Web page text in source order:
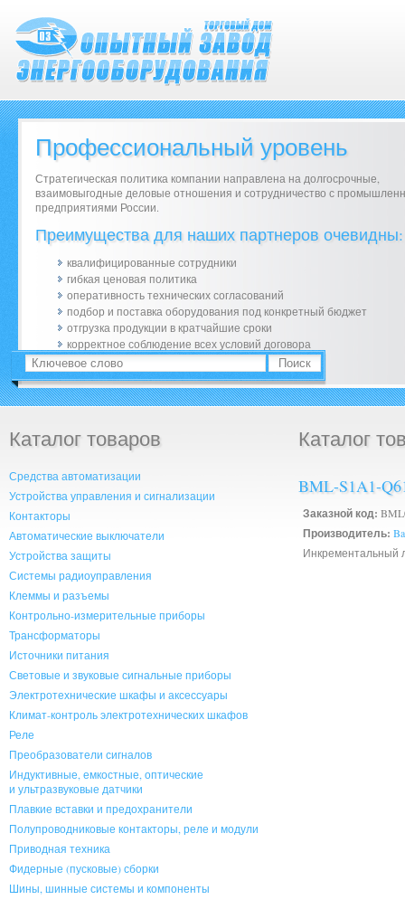
Профессиональный уровень
Стратегическая политика компании направлена на долгосрочные,
взаимовыгодные деловые отношения и сотрудничество с
предприятиями России.
Преимущества для наших партнеров очевидны:
квалифицированные сотрудники
гибкая ценовая политика
оперативность технических согласований
подбор и поставка оборудования под конкретный бюджет
отгрузка продукции в кратчайшие сроки
корректное соблюдение всех условий договора
Каталог товаров
Средства автоматизации
Устройства управления и сигнализации
Контакторы
Автоматические выключатели
Устройства защиты
Системы радиоуправления
Клеммы и разъемы
Контрольно-измерительные приборы
Трансформаторы
Источники питания
Световые и звуковые сигнальные приборы
Электротехнические шкафы и аксессуары
Климат-контроль электротехнических шкафов
Реле
Преобразователи сигналов
Индуктивные, емкостные, оптические
и ультразвуковые датчики
Плавкие вставки и предохранители
Полупроводниковые контакторы, реле и модули
Приводная техника
Фидерные (пусковые) сборки
Шины, шинные системы и компоненты
Каталог
BML-S1A1-
Заказной код:
Производитель:
Инкрементальный